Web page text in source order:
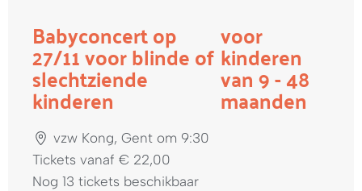
Babyconcert op
27/11 voor blinde of
slechtziende
kinderen
voor
kinderen
van 9 - 48
maanden
vzw Kong, Gent om 9:30
Tickets vanaf € 22,00
Nog 13 tickets beschikbaar